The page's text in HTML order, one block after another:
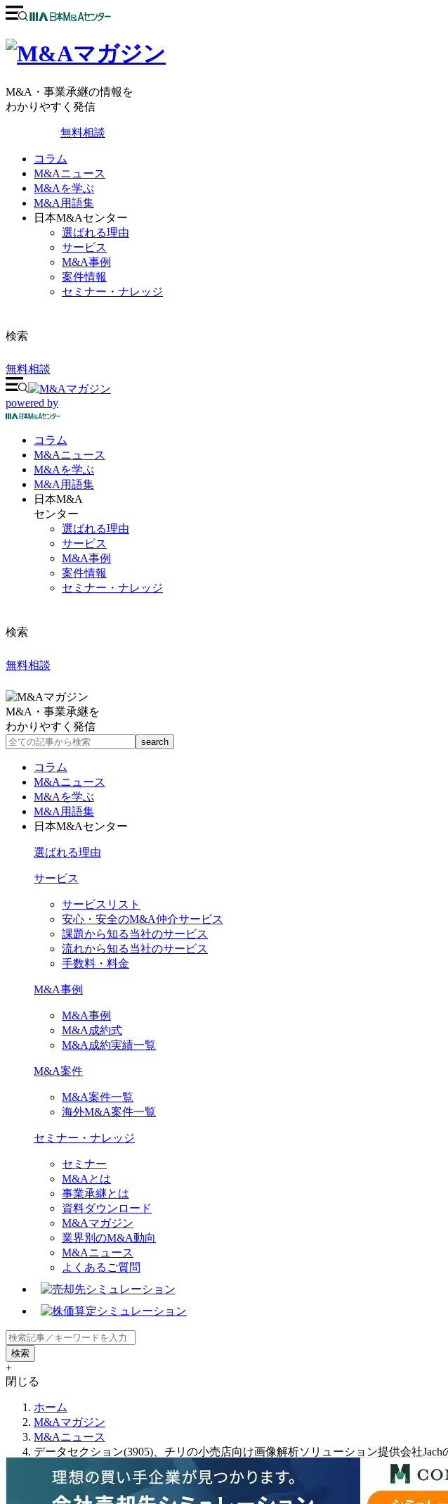
M&A・事業承継の情報を
わかりやすく発信
無料相談
コラム
M&Aニュース
M&Aを学ぶ
M&A用語集
日本M&Aセンター
選ばれる理由
サービス
M&A事例
案件情報
セミナー・ナレッジ
検索
無料相談
powered by
コラム
M&Aニュース
M&Aを学ぶ
M&A 用語集
日本M&A
センター
選ばれる理由
サービス
M&A事例
案件情報
セミナー・ナレッジ
検索
無料相談
M&A・事業承継を
わかりやすく発信
コラム
M&Aニュース
M&Aを学ぶ
M&A用語集
日本M&Aセンター
選ばれる理由
サービス
サービスリスト
安心・安全のM&A仲介サービス
課題から知る当社のサービス
流れから知る当社のサービス
手数料・料金
M&A事例
M&A事例
M&A成約式
M&A成約実績一覧
M&A案件
M&A案件一覧
海外M&A案件一覧
セミナー・ナレッジ
セミナー
M&Aとは
事業承継とは
資料ダウンロード
M&Aマガジン
業界別のM&A動向
M&Aニュース
よくあるご質問
+
閉じる
ホーム
M&Aマガジン
M&Aニュース
データセクション(3905)、チリの小売店向け画像解析ソリューション提供会社Jach